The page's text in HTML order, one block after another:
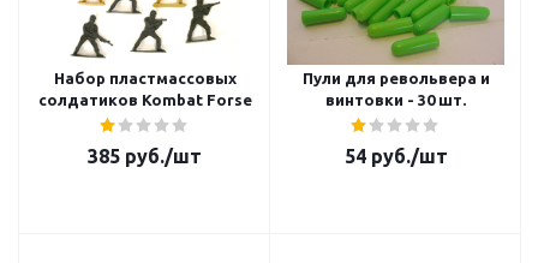
Набор пластмассовых
солдатиков Kombat Forse
385 руб./шт
Пули для револьвера и
винтовки - 30 шт.
54руб./шт